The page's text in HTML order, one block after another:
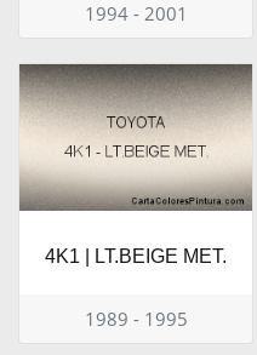
1994 - 2001
4K1 | LT.BEIGE MET.
1989 - 1995